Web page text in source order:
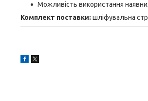
Можливість використання
Комплект поставки: шліфувальна